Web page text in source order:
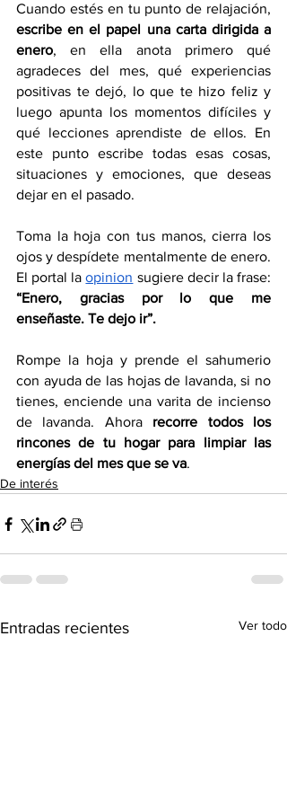
escribe en el papel una carta dirigida a
enero, en ella anota primero qué
agradeces del mes, qué experiencias
positivas te dejó, lo que te hizo feliz y
luego apunta los momentos difíciles y
qué lecciones aprendiste de ellos. En
este punto escribe todas esas cosas,
situaciones y emociones, que deseas
dejar en el pasado.
Toma la hoja con tus manos, cierra los
ojos y despídete mentalmente de enero.
El portal la opinion
“Enero, gracias por lo que me
enseñaste. Te dejo ir”.
Rompe la hoja y prende el sahumerio
con ayuda de las hojas de lavanda, si no
tienes, enciende una varita de incienso
de lavanda. Ahora recorre todos los
rincones de tu hogar para limpiar las
energías del mes que se va.
De interés
Entradas recientes Ver todo